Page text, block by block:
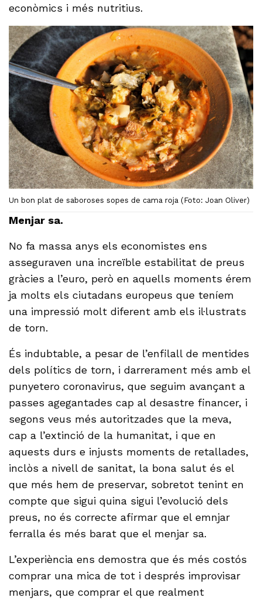
econòmics i més nutritius.
Un bon plat de saboroses sopes de cama roja (Foto: Joan Oliver)
Menjar sa.
No fa massa anys els economistes ens
asseguraven una increïble estabilitat de preus
gràcies a l’euro, però en aquells moments érem
ja molts els ciutadans europeus que teníem
una impressió molt diferent amb els il·lustrats
de torn.
És indubtable, a pesar de l’enfilall de mentides
dels polítics de torn, i darrerament més amb el
punyetero coronavirus, que seguim avançant a
passes agegantades cap al desastre financer, i
segons veus més autoritzades que la meva,
cap a l’extinció de la humanitat, i que en
aquests durs e injusts moments de retallades,
inclòs a nivell de sanitat, la bona salut és el
que més hem de preservar, sobretot tenint en
compte que sigui quina sigui l’evolució dels
preus, no és correcte afirmar que el emnjar
ferralla és més barat que el menjar sa.
L’experiència ens demostra que és més costós
comprar una mica de tot i després improvisar
menjars, que comprar el que realment